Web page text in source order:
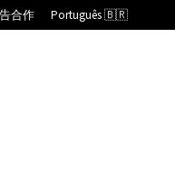
合作 Português 🇧🇷